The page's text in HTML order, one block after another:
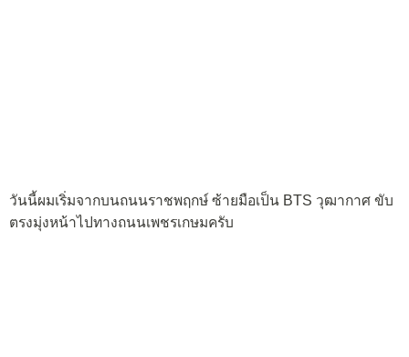
วันนี้ผมเริ่มจากบนถนนราชพฤกษ์ ซ้ายมือเป็น BTS วุฒากาศ ขับ
ตรงมุ่งหน้าไปทางถนนเพชรเกษมครับ